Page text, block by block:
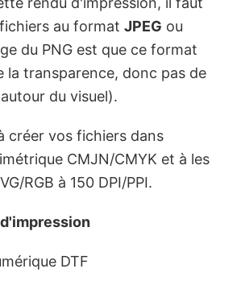
au format JPEG ou
du PNG est que ce format
la transparence, donc pas de
du visuel).
créer vos fichiers dans
CMJN/CMYK et à les
RGB à 150 DPI/PPI.
DTF